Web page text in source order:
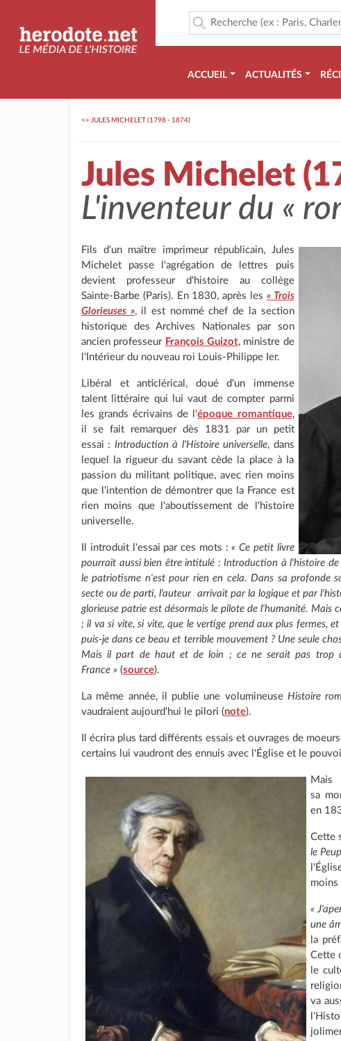
ACCUEIL ACTUALITÉS
>> JULES MICHELET (1798 - 1874)
Jules Michelet
L'inventeur du «
Fils d'un maître imprimeur républicain, Jules
Michelet passe l'agrégation de lettres puis
devient professeur d'histoire au collège
Sainte-Barbe (Paris). En 1830, après les « Trois
Glorieuses », il est nommé chef de la section
historique des Archives Nationales par son
ancien professeur François Guizot, ministre de
l'Intérieur du nouveau roi Louis-Philippe Ier.
Libéral et anticlérical, doué d'un immense
talent littéraire qui lui vaut de compter parmi
les grands écrivains de l'époque romantique,
il se fait remarquer dès 1831 par un petit
essai : Introduction à l'Histoire universelle, dans
lequel la rigueur du savant cède la place à la
passion du militant politique, avec rien moins
que l'intention de démontrer que la France est
rien moins que l'aboutissement de l'histoire
universelle.
Il introduit l'essai par ces mots :« Ce petit livre
pourrait aussi bien être intitulé : Introduction à l'histoire
le patriotisme n'est pour rien en cela. Dans sa profonde
secte ou de parti, l'auteur arrivait par la logique et par
glorieuse patrie est désormais le pilote de l'humanité. Mais
; il va si vite, si vite, que le vertige prend aux plus fermes,
puis-je dans ce beau et terrible mouvement ? Une seule
Mais il part de haut et de loin ; ce ne serait pas trop
France » (source).
La même année, il publie une volumineuse Histoire
vaudraient aujourd'hui le pilori (note).
Il écrira plus tard différents essais et ouvrages de
certains lui vaudront des ennuis avec l'Église et le
sa
en
Cette
le
moins
«
une
la
Cette
le
va